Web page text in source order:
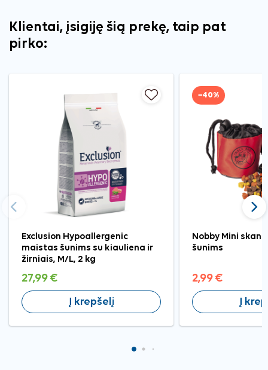
Klientai, įsigiję šią prekę, taip pat
pirko:
Exclusion Hypoallergenic
maistas šunims su kiauliena ir
žirniais, M/L, 2 kg
27,99 €
Į krepšelį
−40%
Nobby Mini
šunims
2,99 €
Į
Ankstesnis